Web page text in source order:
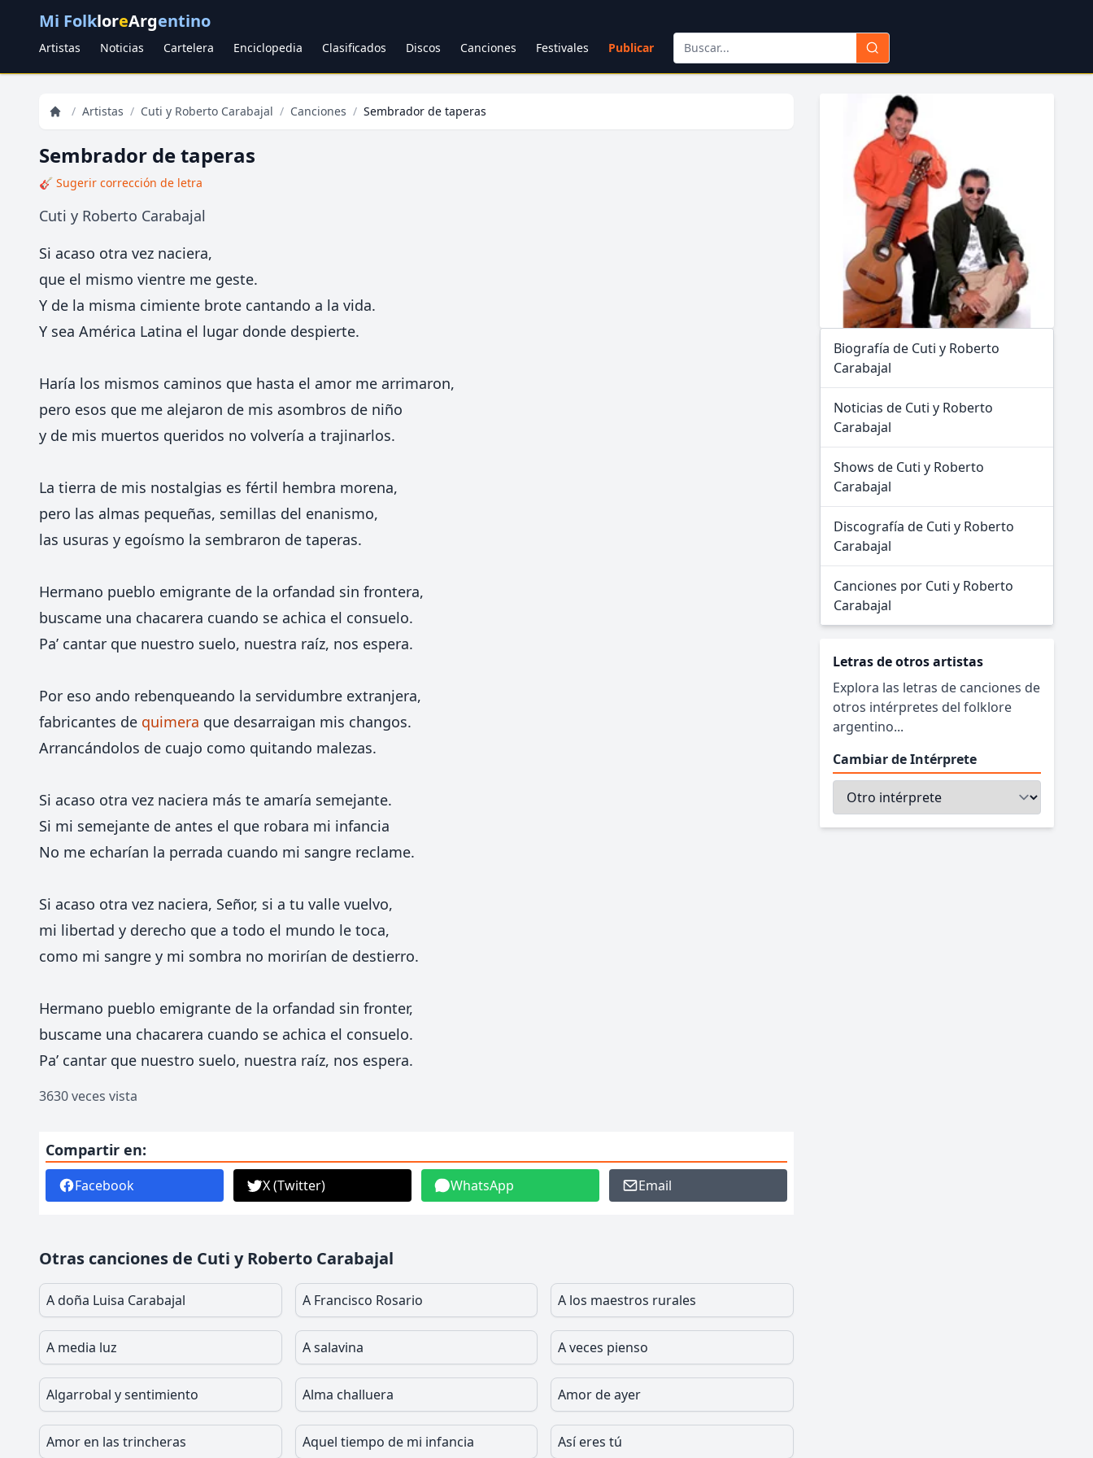
Mi FolkloreArgentino
Artistas Noticias Cartelera Enciclopedia Clasificados Discos Canciones Festivales Publicar
/ Artistas / Cuti y Roberto Carabajal / Canciones / Sembrador de taperas
Sembrador de taperas
🎸 Sugerir corrección de letra
Cuti y Roberto Carabajal
Si acaso otra vez naciera,
que el mismo vientre me geste.
Y de la misma cimiente brote cantando a la vida.
Y sea América Latina el lugar donde despierte.
Haría los mismos caminos que hasta el amor me arrimaron,
pero esos que me alejaron de mis asombros de niño
y de mis muertos queridos no volvería a trajinarlos.
La tierra de mis nostalgias es fértil hembra morena,
pero las almas pequeñas, semillas del enanismo,
las usuras y egoísmo la sembraron de taperas.
Hermano pueblo emigrante de la orfandad sin frontera,
buscame una chacarera cuando se achica el consuelo.
Pa’ cantar que nuestro suelo, nuestra raíz, nos espera.
Por eso ando rebenqueando la servidumbre extranjera,
fabricantes de quimera que desarraigan mis changos.
Arrancándolos de cuajo como quitando malezas.
Si acaso otra vez naciera más te amaría semejante.
Si mi semejante de antes el que robara mi infancia
No me echarían la perrada cuando mi sangre reclame.
Si acaso otra vez naciera, Señor, si a tu valle vuelvo,
mi libertad y derecho que a todo el mundo le toca,
como mi sangre y mi sombra no morirían de destierro.
Hermano pueblo emigrante de la orfandad sin fronter,
buscame una chacarera cuando se achica el consuelo.
Pa’ cantar que nuestro suelo, nuestra raíz, nos espera.
3630 veces vista
Compartir en:
Facebook X (Twitter) WhatsApp Email
Otras canciones de Cuti y Roberto Carabajal
A doña Luisa Carabajal A Francisco Rosario A los maestros rurales
A media luz A salavina A veces pienso
Algarrobal y sentimiento Alma challuera Amor de ayer
Amor en las trincheras Aquel tiempo de mi infancia Así eres tú
Biografía de Cuti y Roberto
Carabajal
Noticias de Cuti y Roberto
Carabajal
Shows de Cuti y Roberto
Carabajal
Discografía de Cuti y Roberto
Carabajal
Canciones por Cuti y Roberto
Carabajal
Letras de otros artistas
Explora las letras de canciones de
otros intérpretes del folklore
argentino...
Cambiar de Intérprete